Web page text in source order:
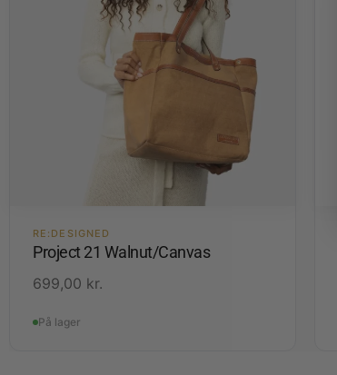
RE:DESIGNED
Project 21 Walnut/Canvas
699,00 kr.
På lager